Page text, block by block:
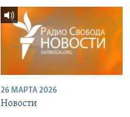
26 МАРТА 2026
Новости